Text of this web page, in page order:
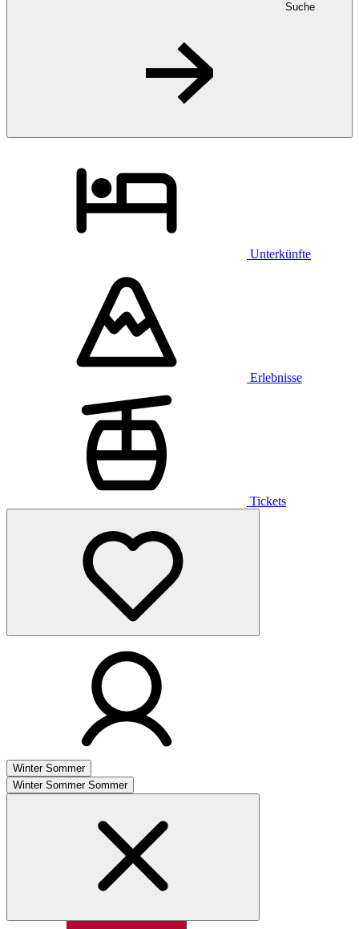
Suche
Unterkünfte
Erlebnisse
Tickets
Winter Sommer
Winter Sommer Sommer